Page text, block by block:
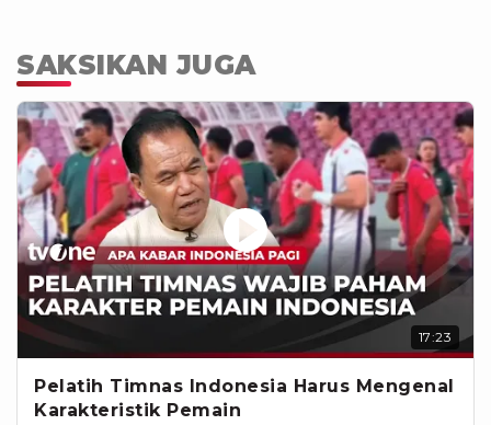
SAKSIKAN JUGA
17:23
Pelatih Timnas Indonesia Harus Mengenal
Karakteristik Pemain